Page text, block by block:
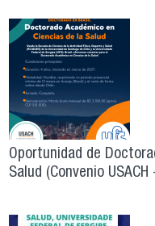
Oportunidad de
Salud (Convenio USACH